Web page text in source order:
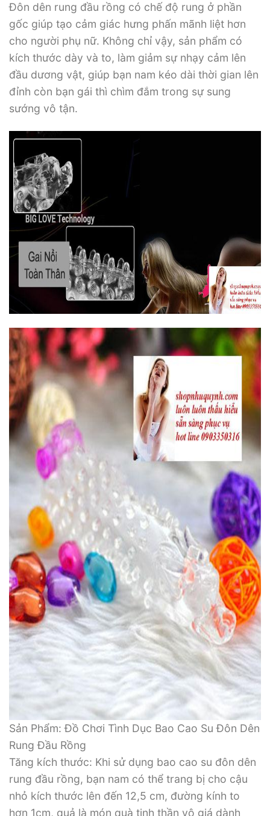
Đôn dên rung đầu rồng có chế độ rung ở phần
gốc giúp tạo cảm giác hưng phấn mãnh liệt hơn
cho người phụ nữ. Không chỉ vậy, sản phẩm có
kích thước dày và to, làm giảm sự nhạy cảm lên
đầu dương vật, giúp bạn nam kéo dài thời gian lên
đỉnh còn bạn gái thì chìm đắm trong sự sung
sướng vô tận.
Sản Phẩm: Đồ Chơi Tình Dục Bao Cao Su Đôn Dên
Rung Đầu Rồng
Tăng kích thước: Khi sử dụng bao cao su đôn dên
rung đầu rồng, bạn nam có thể trang bị cho cậu
nhỏ kích thước lên đến 12,5 cm, đường kính to
hơn 1cm, quả là món quà tinh thần vô giá dành